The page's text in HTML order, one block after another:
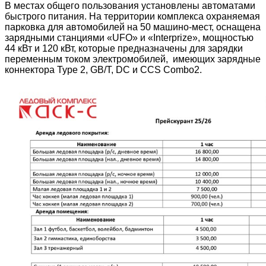
В местах общего пользования установлены автоматами
быстрого питания. На территории комплекса охраняемая
парковка для автомобилей на 50 машино-мест, оснащена
зарядными станциями «UFO» и «Interprize», мощностью
44 кВт и 120 кВт, которые предназначены для зарядки
переменным током электромобилей, имеющих зарядные
коннектора Type 2, GB/T, DC и CCS Combo2.